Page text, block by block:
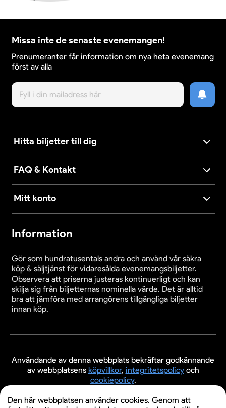
Missa inte de senaste evenemangen!
Prenumeranter får information om nya heta evenemang
först av alla
Hitta biljetter till dig
FAQ & Kontakt
Mitt konto
Information
Gör som hundratusentals andra och använd vår säkra
köp & säljtjänst för vidaresålda evenemangsbiljetter.
Observera att priserna justeras kontinuerligt och kan
skilja sig från biljetternas nominella värde. Det är alltid
bra att jämföra med arrangörens tillgängliga biljetter
innan köp.
Användande av denna webbplats bekräftar godkännande
av webbplatsens köpvillkor, integritetspolicyoch
cookiepolicy.
© 2026 Evenemangsbiljetter.se
Den här webbplatsen använder cookies. Genom att